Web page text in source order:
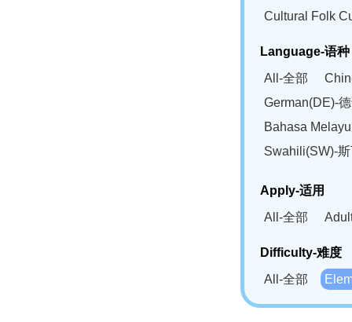
Cultural Folk
Language-语种
All-全部
German(DE)-
Bahasa
Swahili(SW)-
Apply-适用
All-全部
Difficulty-难度
All-全部